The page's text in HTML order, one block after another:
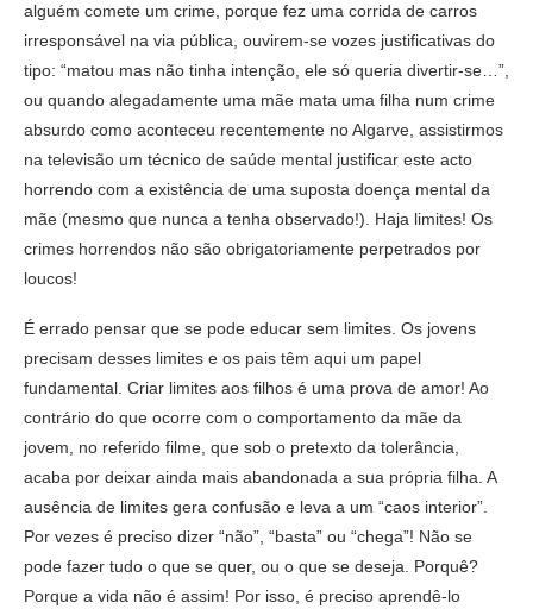
alguém comete um crime, porque fez uma corrida de carros
irresponsável na via pública, ouvirem-se vozes justificativas do
tipo: “matou mas não tinha intenção, ele só queria divertir-se…”,
ou quando alegadamente uma mãe mata uma filha num crime
absurdo como aconteceu recentemente no Algarve, assistirmos
na televisão um técnico de saúde mental justificar este acto
horrendo com a existência de uma suposta doença mental da
mãe (mesmo que nunca a tenha observado!). Haja limites! Os
crimes horrendos não são obrigatoriamente perpetrados por
loucos!
É errado pensar que se pode educar sem limites. Os jovens
precisam desses limites e os pais têm aqui um papel
fundamental. Criar limites aos filhos é uma prova de amor! Ao
contrário do que ocorre com o comportamento da mãe da
jovem, no referido filme, que sob o pretexto da tolerância,
acaba por deixar ainda mais abandonada a sua própria filha. A
ausência de limites gera confusão e leva a um “caos interior”.
Por vezes é preciso dizer “não”, “basta” ou “chega”! Não se
pode fazer tudo o que se quer, ou o que se deseja. Porquê?
Porque a vida não é assim! Por isso, é preciso aprendê-lo